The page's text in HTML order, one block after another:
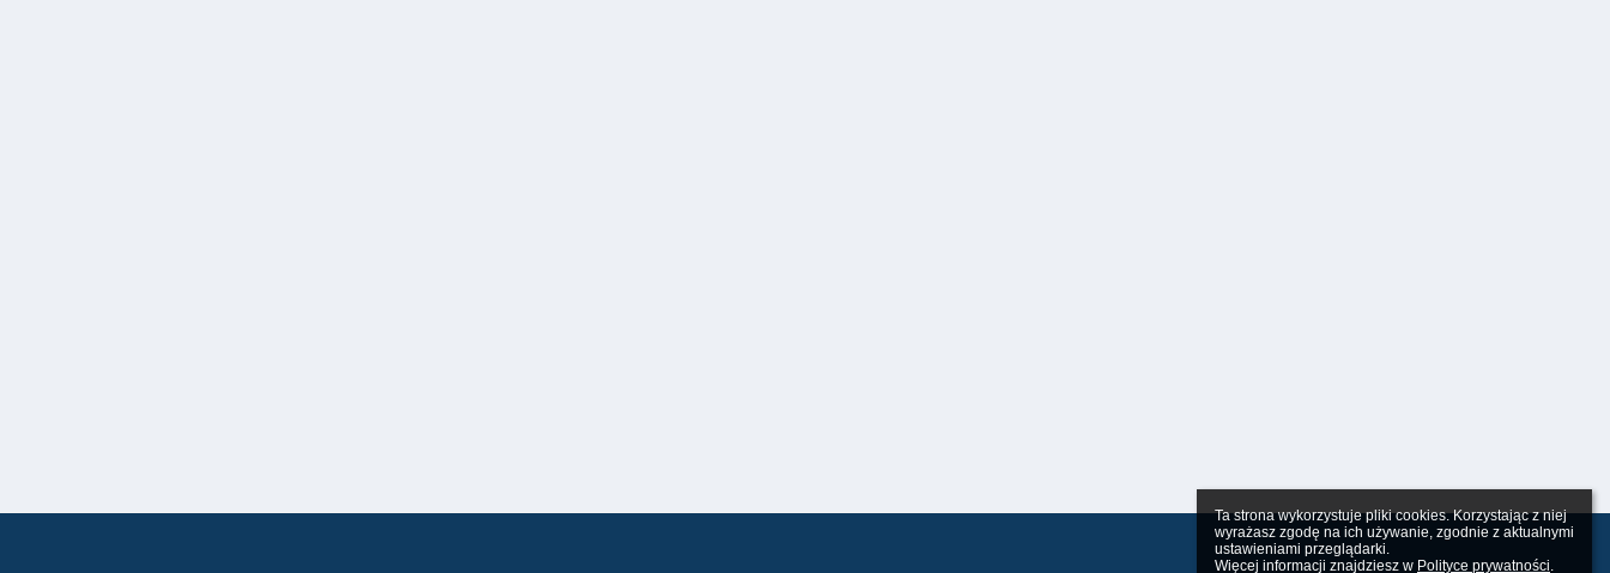
Ta strona wykorzystuje pliki cookies. Korzystając z niej
wyrażasz zgodę na ich używanie, zgodnie z aktualnymi
ustawieniami przeglądarki.
Więcej informacji znajdziesz w Polityce prywatności.